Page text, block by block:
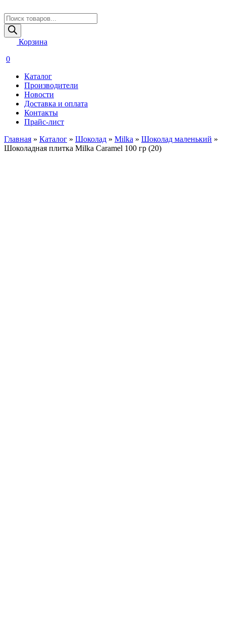
Поиск
товаров
Корзина
0
Каталог
Производители
Новости
Доставка и оплата
Контакты
Прайс-лист
Главная » Каталог » Шоколад » Milka » Шоколад маленький »
Шоколадная плитка Milka Caramel 100 гр (20)